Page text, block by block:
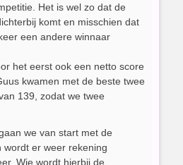
Het is wel zo dat de
komt en misschien dat
een andere winnaar
het eerst ook een netto score
kwamen met de beste twee
139, zodat we twee
we van start met de
er weer rekening
Wie wordt hierbij de